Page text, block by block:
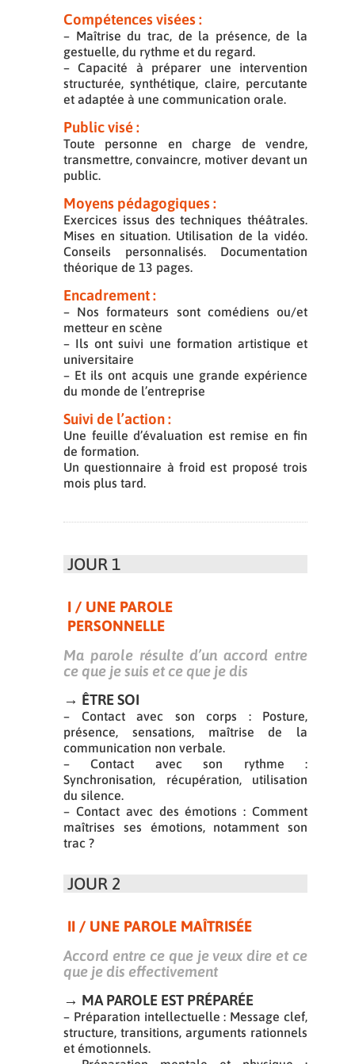
Compétences visées :
– Maîtrise du trac, de la présence, de la
gestuelle, du rythme et du regard.
– Capacité à préparer une intervention
structurée, synthétique, claire, percutante
et adaptée à une communication orale.
Public visé :
Toute personne en charge de vendre,
transmettre, convaincre, motiver devant un
public.
Moyens pédagogiques :
Exercices issus des techniques théâtrales.
Mises en situation. Utilisation de la vidéo.
Conseils personnalisés. Documentation
théorique de 13 pages.
Encadrement :
– Nos formateurs sont comédiens ou/et
metteur en scène
– Ils ont suivi une formation artistique et
universitaire
– Et ils ont acquis une grande expérience
du monde de l’entreprise
Suivi de l’action :
Une feuille d’évaluation est remise en fin
de formation.
Un questionnaire à froid est proposé trois
mois plus tard.
JOUR 1
I / UNE PAROLE
PERSONNELLE
Ma parole résulte d’un accord entre
ce que je suis et ce que je dis
→ ÊTRE SOI
– Contact avec son corps : Posture,
présence, sensations, maîtrise de la
communication non verbale.
– Contact avec son rythme :
Synchronisation, récupération, utilisation
du silence.
– Contact avec des émotions : Comment
maîtrises ses émotions, notamment son
trac ?
JOUR 2
II / UNE PAROLE MAÎTRISÉE
Accord entre ce que je veux dire et ce
que je dis effectivement
→ MA PAROLE EST PRÉPARÉE
– Préparation intellectuelle : Message clef,
structure, transitions, arguments rationnels
et émotionnels.